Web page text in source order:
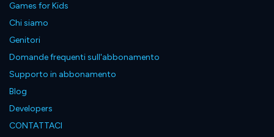
Games for Kids
Chi siamo
Genitori
Domande frequenti sull'abbonamento
Supporto in abbonamento
Blog
Developers
CONTATTACI